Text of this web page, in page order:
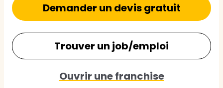
Demander un devis gratuit
Trouver un job/emploi
Ouvrir une franchise